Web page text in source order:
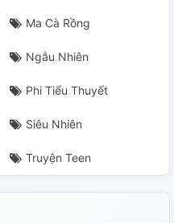
Ma Cà Rồng
Ngẫu Nhiên
Phi Tiểu Thuyết
Siêu Nhiên
Truyện Teen